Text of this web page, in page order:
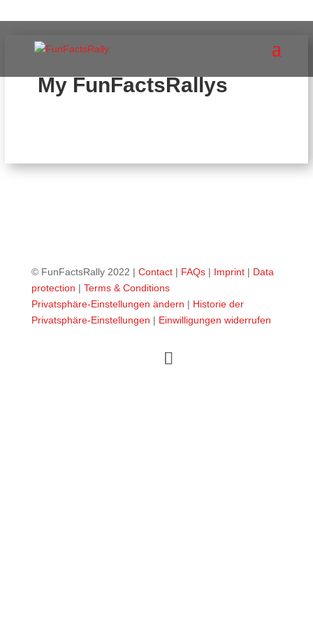
My FunFactsRallys
© FunFactsRally 2022 | Contact | FAQs | Imprint | Data
protection | Terms & Conditions
Privatsphäre-Einstellungen ändern | Historie der
Privatsphäre-Einstellungen | Einwilligungen widerrufen